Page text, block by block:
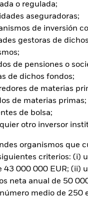
o regulada;
aseguradoras;
de inversión
gestoras de dichos
de pensiones o
de dichos fondos;
de materias
de materias primas;
de bolsa;
otro inversor
organismos que
criterios: (i)
43 000 000 EUR; (ii)
neta anual de 50
medio de 250
para cubrir el
para una clase de
de contagio (también
de acciones del
adecuados para
clases de acciones. En
debajo del nombre del
las clases de acciones
de divisas se
en su nombre.
las clases de acciones
que el Fondo opere en
gastos, el propio Fondo
que se generen, y
en calidad de